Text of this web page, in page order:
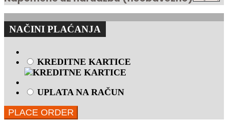
NAČINI PLAĆANJA
KREDITNE KARTICE
UPLATA NA RAČUN
PLACE ORDER